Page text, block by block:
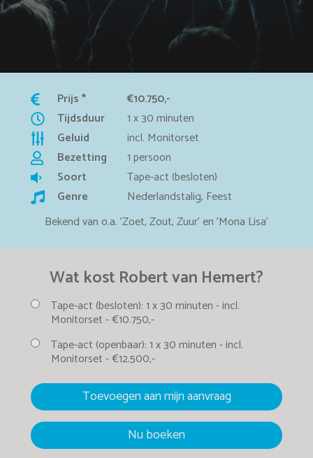
Prijs *
€10.750,-
Tijdsduur
1 x 30 minuten
Geluid
incl. Monitorset
Bezetting
1 persoon
Soort
Tape-act (besloten)
Genre
Nederlandstalig, Feest
Bekend van o.a. 'Zoet, Zout, Zuur' en 'Mona Lisa'
Wat kost Robert van Hemert?
Tape-act (besloten):1 x 30 minuten -incl.
Monitorset -€10.750,-
Tape-act (openbaar):1 x 30 minuten -incl.
Monitorset -€12.500,-
Toevoegen aan mijn aanvraag
Nu boeken